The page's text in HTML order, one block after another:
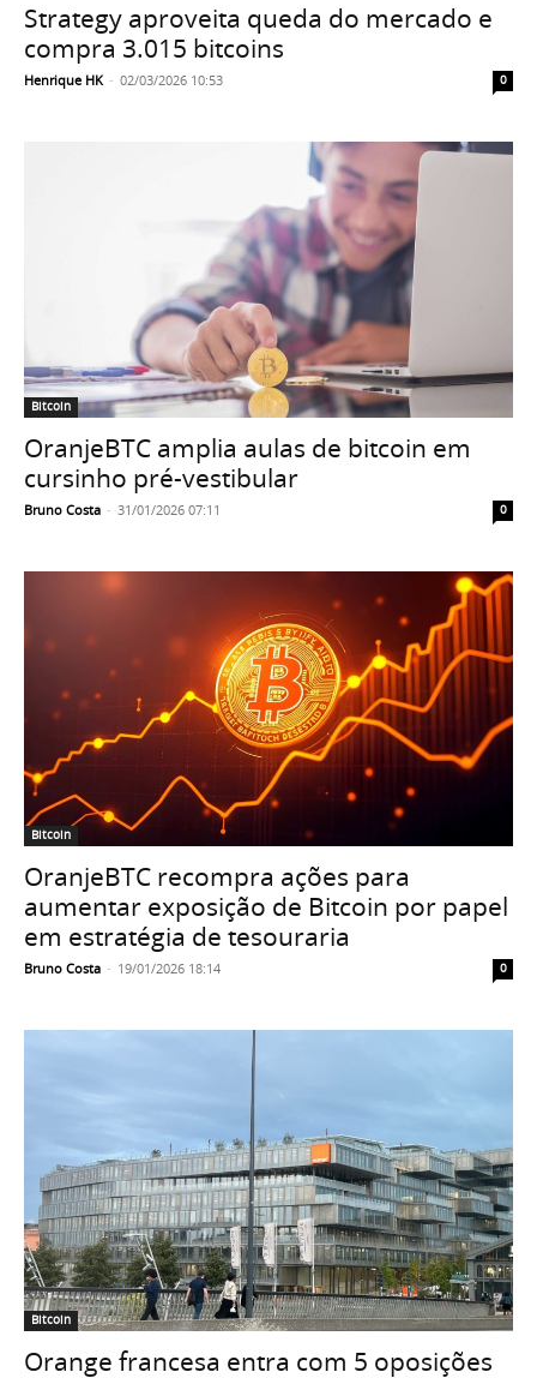
Strategy aproveita queda do mercado e
compra 3.015 bitcoins
Henrique HK - 02/03/2026 10:53 0
Bitcoin
OranjeBTC amplia aulas de bitcoin em
cursinho pré-vestibular
Bruno Costa - 31/01/2026 07:11 0
Bitcoin
OranjeBTC recompra ações para
aumentar exposição de Bitcoin por papel
em estratégia de tesouraria
Bruno Costa - 19/01/2026 18:14 0
Bitcoin
Orange francesa entra com 5 oposições